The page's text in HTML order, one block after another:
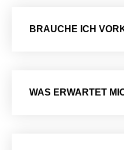
BRAUCHE ICH
WAS ERWARTET